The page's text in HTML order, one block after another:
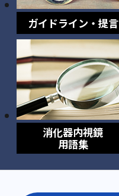
ガイドライン・提言
消化器内視鏡
用語集